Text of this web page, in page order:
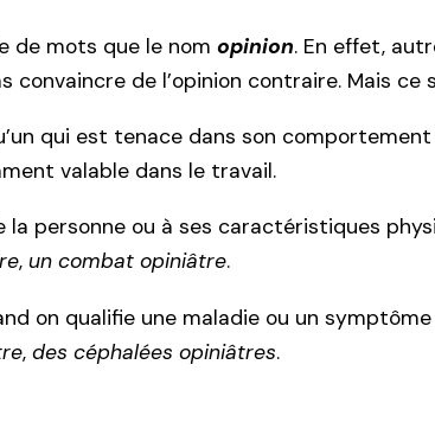
de mots que le nom opinion. En effet,
convaincre de l’opinion contraire. Mais ce
qui est tenace dans son
valable dans le travail.
la personne ou à ses caractéristiques
, un combat opiniâtre.
on qualifie une maladie ou un symptôme
, des céphalées opiniâtres.